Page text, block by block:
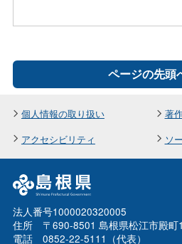
ページの先頭
個人情報の取り扱い
著
アクセシビリティ
ソ
法人番号1000020320005
住所 〒690-8501 島根県松江市殿町
電話 0852-22-5111（代表）